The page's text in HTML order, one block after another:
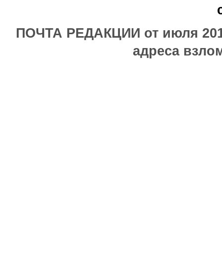
ПОЧТА РЕДАКЦИИ от июля
адреса